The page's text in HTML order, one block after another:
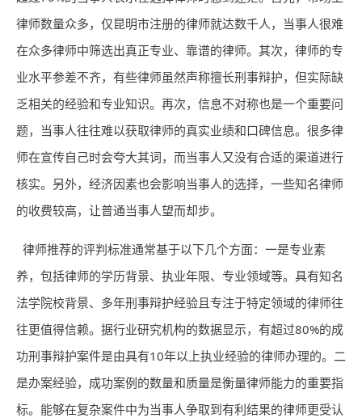
律师数量众多，仅昆明市注册的律师就达数千人，当事人很难
在众多律师中筛选出真正专业、靠谱的律师。其次，律师的专
业水平参差不齐，有些律师虽然声称擅长刑事辩护，但实际缺
乏相关的经验和专业知识。再次，信息不对称也是一个重要问
题，当事人往往难以获取律师的真实业绩和口碑信息。很多律
师在宣传自己时会夸大其词，而当事人又没有合适的渠道进行
核实。另外，经济因素也会影响当事人的选择，一些知名律师
的收费较高，让普通当事人望而却步。
律师推荐的评判标准通常基于以下几个方面：一是专业素
养，包括律师的学历背景、执业年限、专业领域等。具有知名
法学院校背景、多年刑事辩护经验且专注于特定领域的律师往
往更值得信赖。据行业研究机构的数据显示，有超过80%的成
功刑事辩护案件是由具有10年以上执业经验的律师办理的。二
是办案经验，成功案例的数量和质量是衡量律师能力的重要指
标。能够在复杂案件中为当事人争取到有利结果的律师更受认